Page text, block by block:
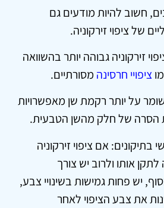
חשוב להיות מודעים גם
של ציפוי זירקוניה.
זירקוניה גבוהה יותר בהשוואה
ציפויי חרסינה מסורתיים.
על יותר רקמת שן מאפשרויות
הסרה של חלק מהשן הטבעית.
בתיקונים: אם ציפוי זירקוניה
אותו ולרוב יש צורך
יש פחות גמישות בשינויי צבע,
את צבע הציפוי לאחר